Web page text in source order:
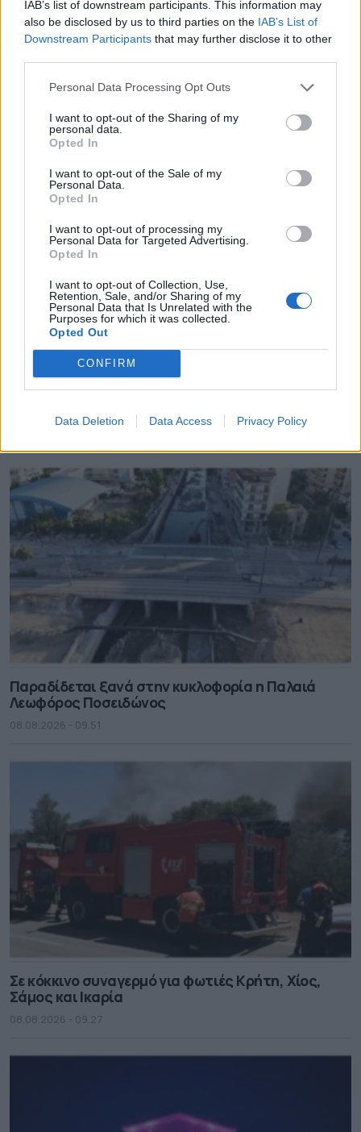
IAB’s list of downstream participants. This information may
also be disclosed by us to third parties on the IAB’s List of
Downstream Participants that may further disclose it to other
Personal Data Processing Opt Outs
I want to opt-out of the Sharing of my
personal data.
Opted In
I want to opt-out of the Sale of my
Personal Data.
Opted In
I want to opt-out of processing my
Personal Data for Targeted Advertising.
Opted In
I want to opt-out of Collection, Use,
Retention, Sale, and/or Sharing of my
Personal Data that Is Unrelated with the
Purposes for which it was collected.
Opted Out
CONFIRM
Data Deletion Data Access Privacy Policy
Θέμα χρόνου η ομαλοποίηση της υδροδότησης
στη Χίο
08.08.2026 - 12.08
Ξεκάθαρος για ανεμογεννήτριες και
Παραδίδεται ξανά στην κυκλοφορία η Παλαιά
Λεωφόρος Ποσειδώνος
08.08.2026 - 09.51
Σε κόκκινο συναγερμό για φωτιές Κρήτη, Χίος,
Σάμος και Ικαρία
08.08.2026 - 09.27